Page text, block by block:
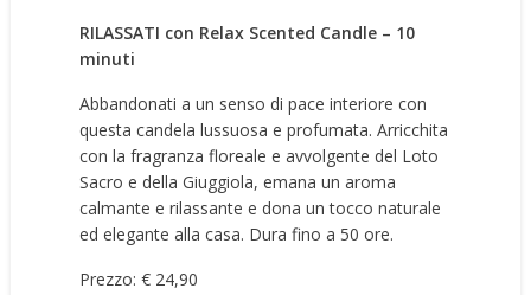
RILASSATI con Relax Scented Candle – 10
minuti
Abbandonati a un senso di pace interiore con
questa candela lussuosa e profumata. Arricchita
con la fragranza floreale e avvolgente del Loto
Sacro e della Giuggiola, emana un aroma
calmante e rilassante e dona un tocco naturale
ed elegante alla casa. Dura fino a 50 ore.
Prezzo: € 24,90